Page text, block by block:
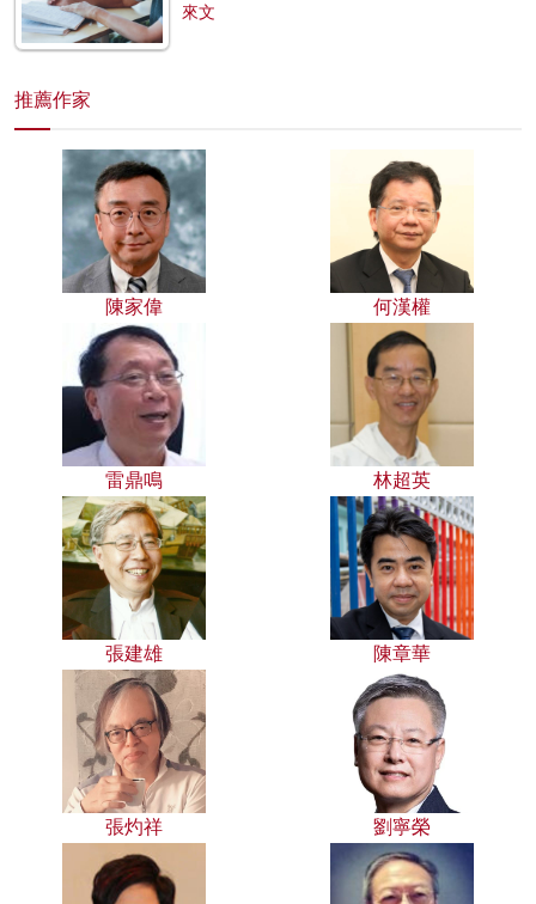
來文
推薦作家
陳家偉 何漢權
雷鼎鳴 林超英
張建雄 陳章華
張灼祥 劉寧榮